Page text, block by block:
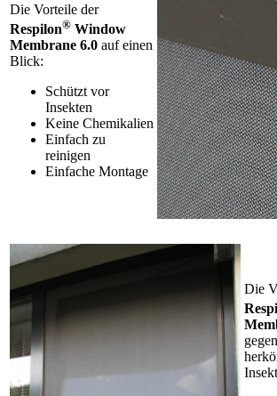
Die Vorteile der
Respilon® Window
Membrane 6.0 auf einen
Blick:
Schützt vor
Insekten
Keine Chemikalien
Einfach zu
reinigen
Einfache Montage
Die